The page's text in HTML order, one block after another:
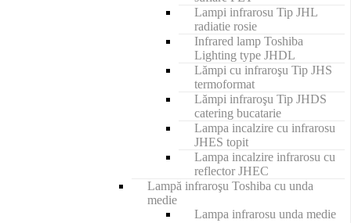
Lampi infrarosu Tip JHL
radiatie rosie
Infrared lamp Toshiba
Lighting type JHDL
Lămpi cu infraroşu Tip JHS
termoformat
Lămpi infraroşu Tip JHDS
catering bucatarie
Lampa incalzire cu infrarosu
JHES topit
Lampa incalzire infrarosu cu
reflector JHEC
Lampă infraroşu Toshiba cu unda
medie
Lampa infrarosu unda medie